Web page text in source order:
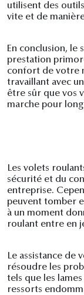
utilisent des
vite et de
En conclusion, le
prestation
confort de votre
travaillant avec
être sûr que vos
marche pour
Les volets
sécurité et du
entreprise.
peuvent tomber
à un moment
roulant entre en
Le assistance de
résoudre les
tels que les
ressorts